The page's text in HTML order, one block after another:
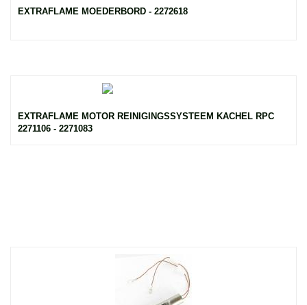
EXTRAFLAME MOEDERBORD - 2272618
EXTRAFLAME MOTOR REINIGINGSSYSTEEM KACHEL RPC
2271106 - 2271083